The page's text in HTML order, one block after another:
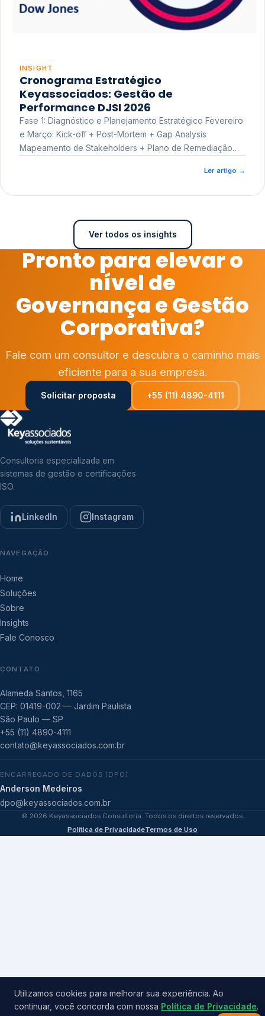
INSIGHT
Cronograma Estratégico
Keyassociados: Gestão de
Performance DJSI 2026
Fase 1: Diagnóstico e Planejamento Estratégico Fevereiro
e Março: Kick-off + Post-Mortem + Gap Analysis
Mapeamento de Stakeholders + Plano de Remediação
Ler artigo →
Ver todos os insights
Pronto para elevar o
nível de
Governança e Gestão
Corporativa?
Fale com um consultor e descubra o caminho mais
eficiente para a sua empresa.
Solicitar proposta +55 (11) 4890-4111
Consultoria especializada em
sistemas de gestão e certificações
ISO.
LinkedIn Instagram
NAVEGAÇÃO
Home
Soluções
Sobre
Insights
Fale Conosco
CONTATO
Alameda Santos, 1165
CEP: 01419-002 — Jardim Paulista
São Paulo — SP
+55 (11) 4890-4111
contato@keyassociados.com.br
ENCARREGADO DE DADOS (DPO)
Anderson Medeiros
dpo@keyassociados.com.br
© 2026 Keyassociados Consultoria. Todos os direitos reservados.
Política de PrivacidadeTermos de Uso
Utilizamos cookies para melhorar sua experiência. Ao
continuar, você concorda com nossa Política de Privacidade.